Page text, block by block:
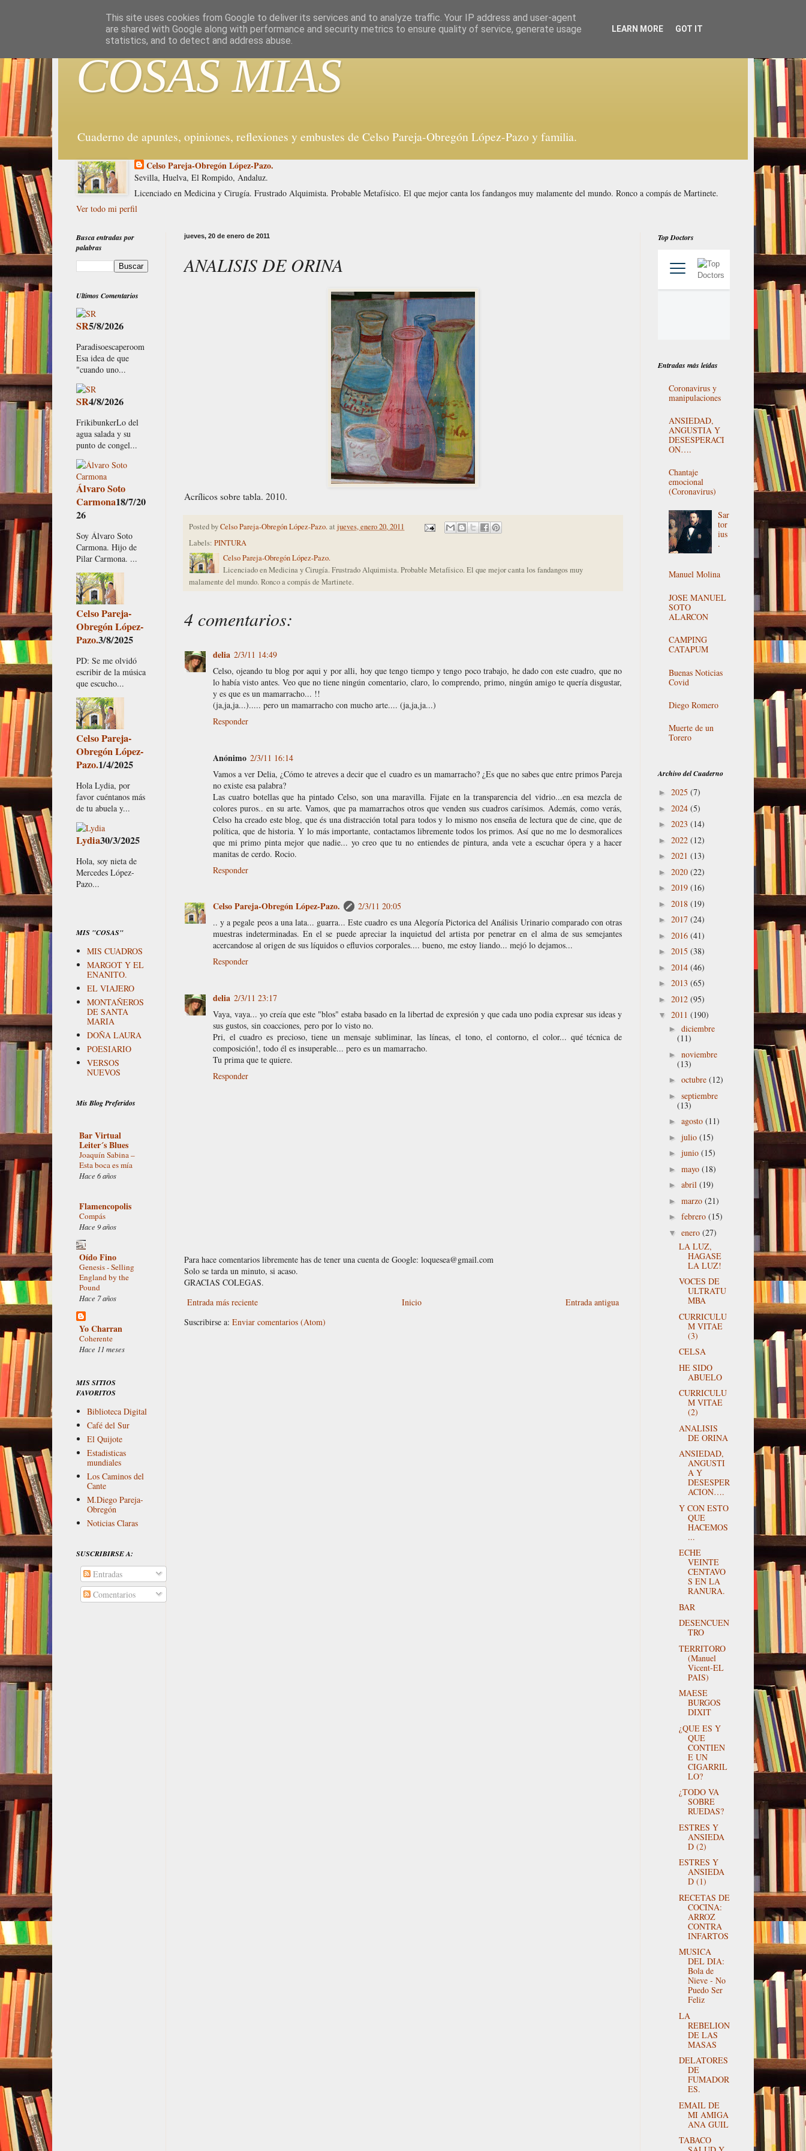
COSAS MIAS
Cuaderno de apuntes, opiniones, reflexiones y embustes de Celso Pareja-Obregón López-Pazo y familia.
Celso Pareja-Obregón López-Pazo.
Sevilla, Huelva, El Rompido, Andaluz.
Licenciado en Medicina y Cirugía. Frustrado Alquimista. Probable Metafísico. El que mejor canta los fandangos muy malamente del mundo. Ronco a compás de Martinete.
Ver todo mi perfil
jueves, 20 de enero de 2011
ANALISIS DE ORINA
Acrílicos sobre tabla. 2010.
Posted byCelso Pareja-Obregón López-Pazo.at jueves, enero 20, 2011
Labels: PINTURA
Celso Pareja-Obregón López-Pazo.
Licenciado en Medicina y Cirugía. Frustrado Alquimista. Probable Metafísico. El que mejor canta los fandangos muy
malamente del mundo. Ronco a compás de Martinete.
4 comentarios:
delia 2/3/11 14:49
Celso, ojeando tu blog por aqui y por alli, hoy que tengo tiempo y tengo poco trabajo, he dado con este cuadro, que no
lo había visto antes. Veo que no tiene ningún comentario, claro, lo comprendo, primo, ningún amigo te quería disgustar,
y es que es un mamarracho... !!
(ja,ja,ja...)..... pero un mamarracho con mucho arte.... (ja,ja,ja...)
Responder
Anónimo 2/3/11 16:14
Vamos a ver Delia, ¿Cómo te atreves a decir que el cuadro es un mamarracho? ¿Es que no sabes que entre primos Pareja
no existe esa palabra?
Las cuatro botellas que ha pintado Celso, son una maravilla. Fijate en la transparencia del vidrio...en esa mezcla de
colores puros.. en su arte. Vamos, que pa mamarrachos otros que venden sus cuadros carísimos. Además, como verás,
Celso ha creado este blog, que és una distracción total para todos y lo mismo nos enseña de lectura que de cine, que de
política, que de historia. Y lo más importante, contactamos libremente todos los primos. Así que no me lo desmoralices
que mi primo pinta mejor que nadie... yo creo que tu no entiendes de pintura, anda vete a escuchar ópera y a hacer
manitas de cerdo. Rocio.
Responder
Celso Pareja-Obregón López-Pazo.
2/3/11 20:05
.. y a pegale peos a una lata... guarra... Este cuadro es una Alegoría Pictorica del Análisis Urinario comparado con otras
muestras indeterminadas. En el se puede apreciar la inquietud del artista por penetrar en el alma de sus semejantes
acercandose al origen de sus líquidos o efluvios corporales.... bueno, me estoy liando... mejó lo dejamos...
Responder
delia 2/3/11 23:17
Vaya, vaya... yo creía que este "blos" estaba basado en la libertad de expresión y que cada uno podia expresar sus ideas y
sus gustos, sin coacciones, pero por lo visto no.
Pri, el cuadro es precioso, tiene un mensaje subliminar, las líneas, el tono, el contorno, el color... qué técnica de
composición!, todo él es insuperable... pero es un mamarracho.
Tu prima que te quiere.
Responder
Para hace comentarios libremente has de tener una cuenta de Google: loquesea@gmail.com
Solo se tarda un minuto, si acaso.
GRACIAS COLEGAS.
Entrada más reciente
Entrada antigua
Inicio
Suscribirse a: Enviar comentarios (Atom)
Busca entradas por
palabras
Ultimos Comentarios
SR5/8/2026
Paradisoescaperoom
Esa idea de que
"cuando uno...
SR4/8/2026
FrikibunkerLo del
agua salada y su
punto de congel...
Álvaro Soto
Carmona18/7/20
26
Soy Álvaro Soto
Carmona. Hijo de
Pilar Carmona. ...
Celso Pareja-
Obregón López-
Pazo.3/8/2025
PD: Se me olvidó
escribir de la música
que escucho...
Celso Pareja-
Obregón López-
Pazo.1/4/2025
Hola Lydia, por
favor cuéntanos más
de tu abuela y...
Lydia30/3/2025
Hola, soy nieta de
Mercedes López-
Pazo...
MIS "COSAS"
MIS CUADROS
MARGOT Y EL
ENANITO.
EL VIAJERO
MONTAÑEROS
DE SANTA
MARIA
DOÑA LAURA
POESIARIO
VERSOS
NUEVOS
Mis Blog Preferidos
Bar Virtual
Leiter´s Blues
Joaquín Sabina –
Esta boca es mía
Hace 6 años
Flamencopolis
Compás
Hace 9 años
Oído Fino
Genesis - Selling
England by the
Pound
Hace 7 años
Yo Charran
Coherente
Hace 11 meses
MIS SITIOS
FAVORITOS
Biblioteca Digital
Café del Sur
El Quijote
Estadisticas
mundiales
Los Caminos del
Cante
M.Diego Pareja-
Obregón
Noticias Claras
SUSCRIBIRSE A:
Entradas
Comentarios
Top Doctors
Entradas más leídas
Coronavirus y
manipulaciones
ANSIEDAD,
ANGUSTIA Y
DESESPERACI
ON….
Chantaje
emocional
(Coronavirus)
Sar
tor
ius
.
Manuel Molina
JOSE MANUEL
SOTO
ALARCON
CAMPING
CATAPUM
Buenas Noticias
Covid
Diego Romero
Muerte de un
Torero
Archivo del Cuaderno
► 2025 (7)
► 2024 (5)
► 2023 (14)
► 2022 (12)
► 2021 (13)
► 2020 (22)
► 2019 (16)
► 2018 (19)
► 2017 (24)
► 2016 (41)
► 2015 (38)
► 2014 (46)
► 2013 (65)
► 2012 (95)
▼ 2011 (190)
► diciembre
(11)
► noviembre
(13)
► octubre (12)
► septiembre
(13)
► agosto (11)
► julio (15)
► junio (15)
► mayo (18)
► abril (19)
► marzo (21)
► febrero (15)
▼ enero (27)
LA LUZ,
HAGASE
LA LUZ!
VOCES DE
ULTRATU
MBA
CURRICULU
M VITAE
(3)
CELSA
HE SIDO
ABUELO
CURRICULU
M VITAE
(2)
ANALISIS
DE ORINA
ANSIEDAD,
ANGUSTI
A Y
DESESPER
ACION….
Y CON ESTO
QUE
HACEMOS
...
ECHE
VEINTE
CENTAVO
S EN LA
RANURA.
BAR
DESENCUEN
TRO
TERRITORO
(Manuel
Vicent-EL
PAIS)
MAESE
BURGOS
DIXIT
¿QUE ES Y
QUE
CONTIEN
E UN
CIGARRIL
LO?
¿TODO VA
SOBRE
RUEDAS?
ESTRES Y
ANSIEDA
D (2)
ESTRES Y
ANSIEDA
D (1)
RECETAS DE
COCINA:
ARROZ
CONTRA
INFARTOS
MUSICA
DEL DIA:
Bola de
Nieve - No
Puedo Ser
Feliz
LA
REBELION
DE LAS
MASAS
DELATORES
DE
FUMADOR
ES.
EMAIL DE
MI AMIGA
ANA GUIL
TABACO
This site uses cookies from Google to deliver its services and to analyze traffic. Your IP address and user-agent
are shared with Google along with performance and security metrics to ensure quality of service, generate usage
statistics, and to detect and address abuse.
LEARN MORE GOT IT